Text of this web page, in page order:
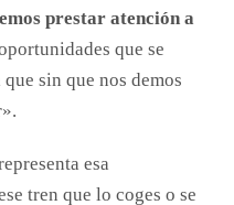
prestar atención a
que se
sin que nos demos
esa
tren que lo coges o se